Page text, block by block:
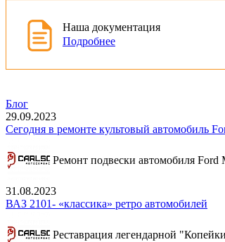
Наша документация
Подробнее
Блог
29.09.2023
Сегодня в ремонте культовый автомобиль
Ремонт подвески автомобиля Ford
31.08.2023
ВАЗ 2101- «классика» ретро автомобилей
Реставрация легендарной